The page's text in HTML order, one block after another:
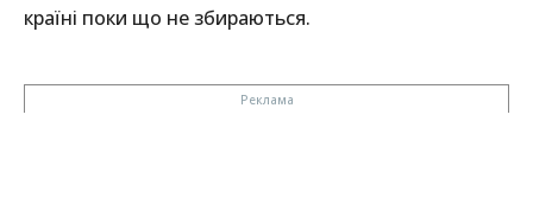
країні поки що не збираються.